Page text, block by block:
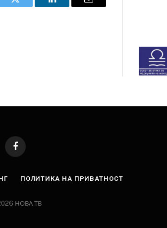
Twitter LinkedIn Email
Facebook
ПОЛИТИКА НА ПРИВАТНОСТ
НОВА ТВ